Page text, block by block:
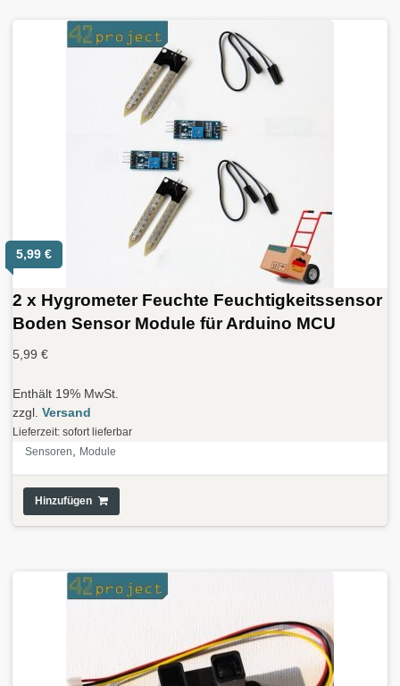
5,99 €
2 x Hygrometer Feuchte Feuchtigkeitssensor
Boden Sensor Module für Arduino MCU
5,99 €
Enthält 19% MwSt.
zzgl. Versand
Lieferzeit: sofort lieferbar
Sensoren
Module
Hinzufügen